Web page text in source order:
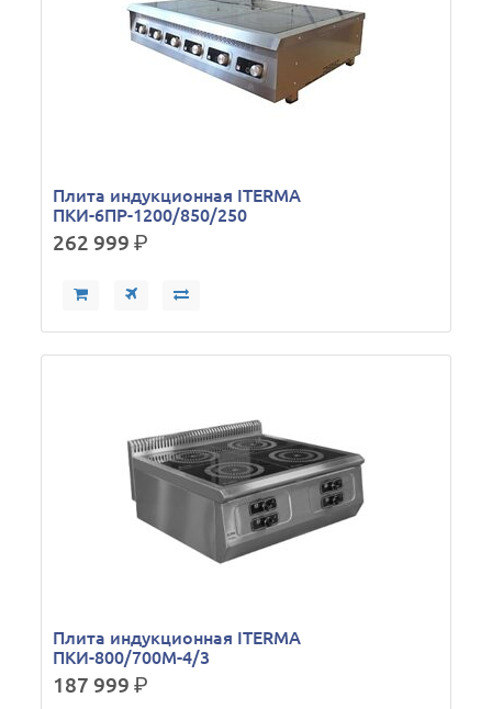
Плита индукционная ITERMA
ПКИ-6ПР-1200/850/250
262 999р.
Плита индукционная ITERMA
ПКИ-800/700М-4/3
187 999р.